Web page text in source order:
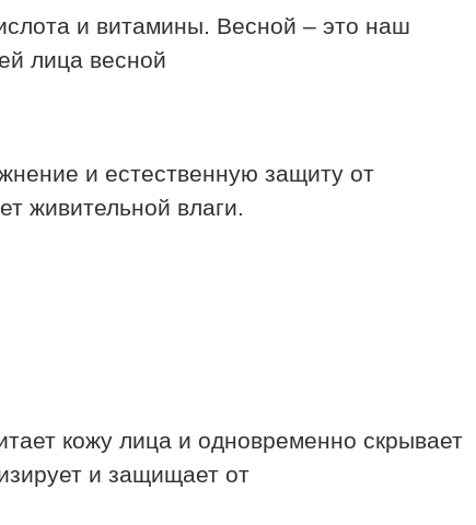
и витамины. Весной – это наш
и естественную защиту от
живительной влаги.
кожу лица и одновременно скрывает
и защищает от